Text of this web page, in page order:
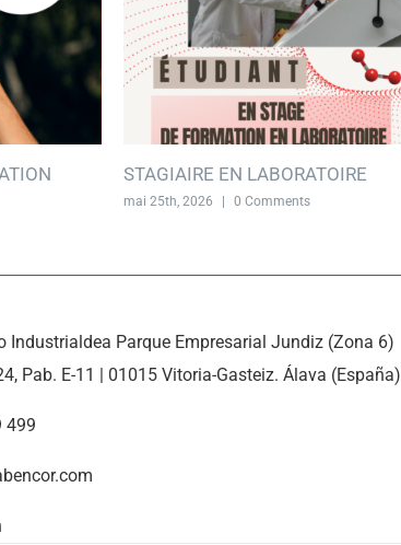
STAGIAIRE EN LABORATOIRE
mai 25th, 2026 0 Comments
Industrialdea Parque Empresarial Jundiz (Zona 6)
Pab. E-11 | 01015 Vitoria-Gasteiz. Álava (España)
499